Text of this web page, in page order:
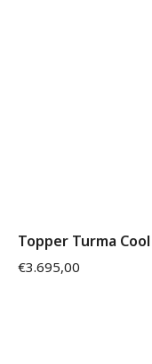
Topper Turma Cool
€3.695,00